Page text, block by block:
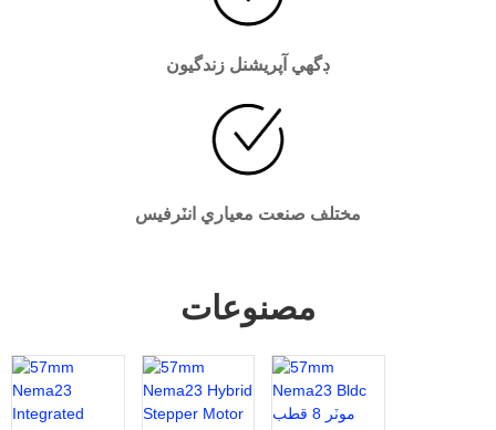
ڊگھي آپريشنل زندگيون
مختلف صنعت معياري انٽرفيس
مصنوعات